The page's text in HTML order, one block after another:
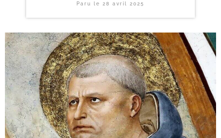
Paru le28 avril 2025